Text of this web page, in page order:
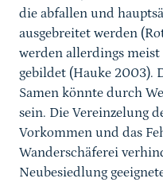
die abfallen und
ausgebreitet werden
werden allerdings
gebildet (Hauke 2003).
Samen könnte durch
sein. Die Vereinzelung
Vorkommen und das
Wanderschäferei
Neubesiedlung